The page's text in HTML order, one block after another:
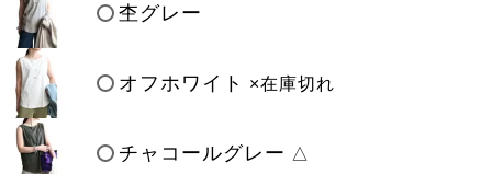
杢グレー
オフホワイト ×在庫切れ
チャコールグレー △